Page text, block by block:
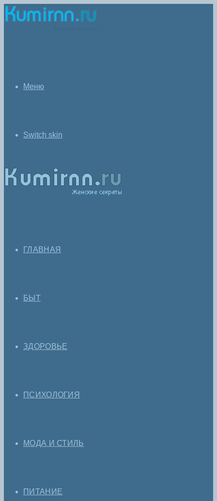
Меню
Switch skin
ГЛАВНАЯ
БЫТ
ЗДОРОВЬЕ
ПСИХОЛОГИЯ
МОДА И СТИЛЬ
ПИТАНИЕ